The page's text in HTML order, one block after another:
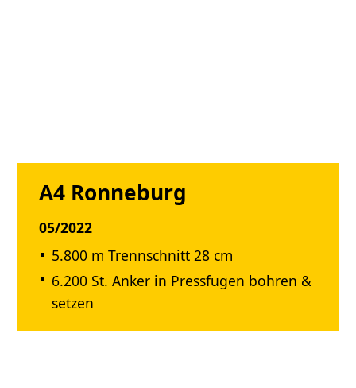
A4 Ronneburg
05/2022
5.800 m Trennschnitt 28 cm
6.200 St. Anker in Pressfugen bohren &
setzen